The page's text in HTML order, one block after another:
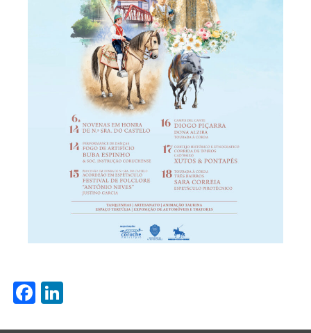
Facebook